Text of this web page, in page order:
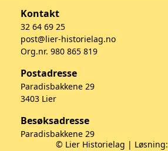
Kontakt
32 64 69 25
post@lier-historielag.no
Org.nr. 980 865 819
Postadresse
Paradisbakkene 29
3403 Lier
Besøksadresse
Paradisbakkene 29
3403 Lier© Lier Historielag | Løsning: